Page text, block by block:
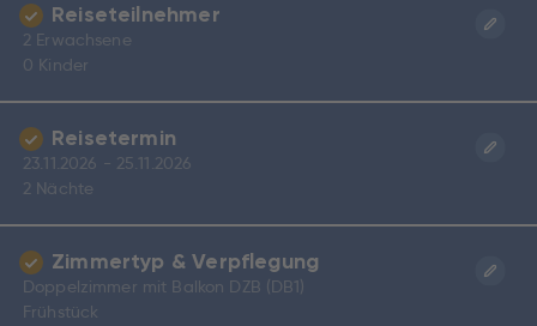
Reiseteilnehmer
2 Erwachsene
0 Kinder
Reisetermin
23.11.2026 - 25.11.2026
2 Nächte
Zimmertyp & Verpflegung
Doppelzimmer mit Balkon DZB (DB1)
Frühstück